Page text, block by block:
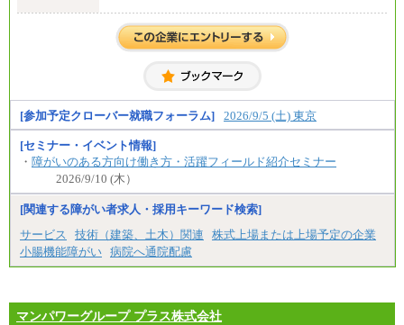
中途：
全職種共通
※居住地、年齢により異なります。
※この他に、該当する場合は各種手当が支給されま
す。
※試用期間中も給与に変更はございません
[参加予定クローバー就職フォーラム] 2026/9/5 (土) 東京
[セミナー・イベント情報]
・ 障がいのある方向け働き方・活躍フィールド紹介セミナー
2026/9/10 (木）
[関連する障がい者求人・採用キーワード検索]
サービス
技術（建築、土木）関連
株式上場または上場予定の企業
小腸機能障がい 病院へ通院配慮
マンパワーグループ プラス株式会社